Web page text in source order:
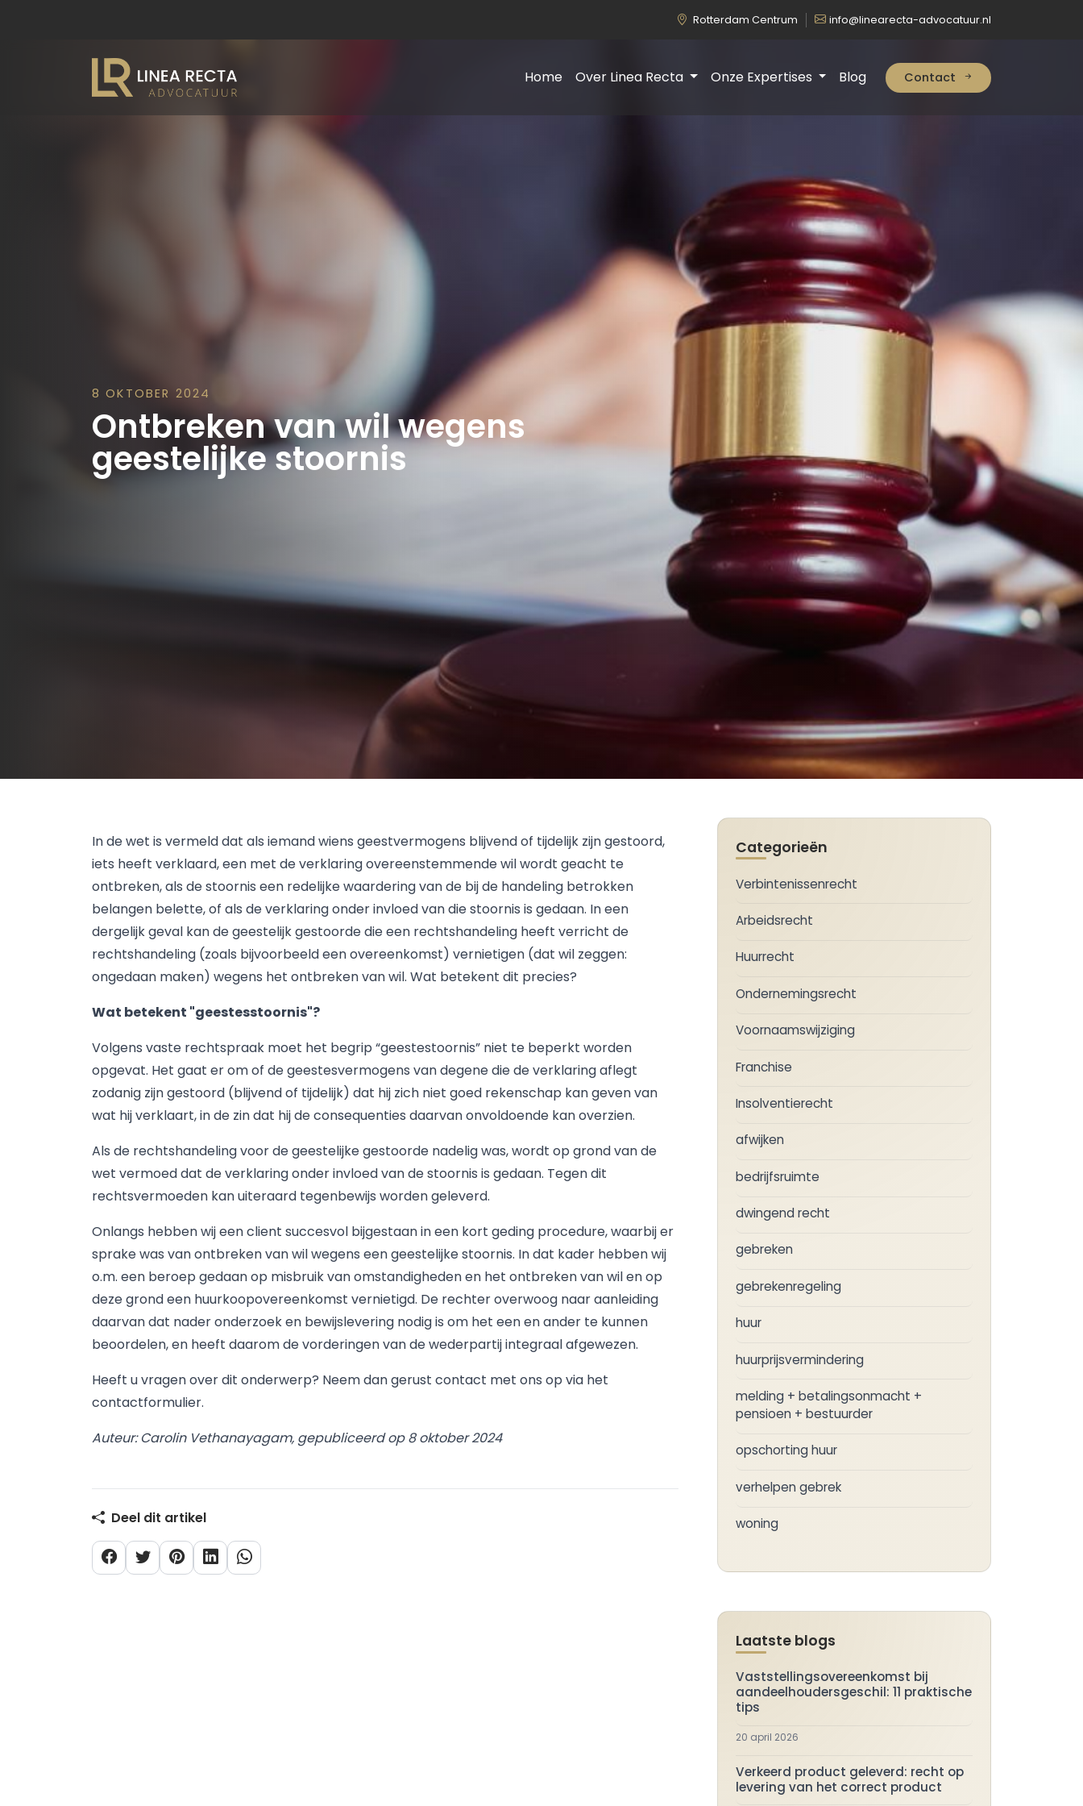
Rotterdam Centrum info@linearecta-advocatuur.nl
Home Over Linea Recta Onze Expertises Blog Contact
8 OKTOBER 2024
Ontbreken van wil wegens
geestelijke stoornis
In de wet is vermeld dat als iemand wiens geestvermogens blijvend of tijdelijk zijn gestoord,
iets heeft verklaard, een met de verklaring overeenstemmende wil wordt geacht te
ontbreken, als de stoornis een redelijke waardering van de bij de handeling betrokken
belangen belette, of als de verklaring onder invloed van die stoornis is gedaan. In een
dergelijk geval kan de geestelijk gestoorde die een rechtshandeling heeft verricht de
rechtshandeling (zoals bijvoorbeeld een overeenkomst) vernietigen (dat wil zeggen:
ongedaan maken) wegens het ontbreken van wil. Wat betekent dit precies?
Wat betekent "geestesstoornis"?
Volgens vaste rechtspraak moet het begrip “geestestoornis” niet te beperkt worden
opgevat. Het gaat er om of de geestesvermogens van degene die de verklaring aflegt
zodanig zijn gestoord (blijvend of tijdelijk) dat hij zich niet goed rekenschap kan geven van
wat hij verklaart, in de zin dat hij de consequenties daarvan onvoldoende kan overzien.
Als de rechtshandeling voor de geestelijke gestoorde nadelig was, wordt op grond van de
wet vermoed dat de verklaring onder invloed van de stoornis is gedaan. Tegen dit
rechtsvermoeden kan uiteraard tegenbewijs worden geleverd.
Onlangs hebben wij een client succesvol bijgestaan in een kort geding procedure, waarbij er
sprake was van ontbreken van wil wegens een geestelijke stoornis. In dat kader hebben wij
o.m. een beroep gedaan op misbruik van omstandigheden en het ontbreken van wil en op
deze grond een huurkoopovereenkomst vernietigd. De rechter overwoog naar aanleiding
daarvan dat nader onderzoek en bewijslevering nodig is om het een en ander te kunnen
beoordelen, en heeft daarom de vorderingen van de wederpartij integraal afgewezen.
Heeft u vragen over dit onderwerp? Neem dan gerust contact met ons op via het
contactformulier.
Auteur: Carolin Vethanayagam, gepubliceerd op 8 oktober 2024
Deel dit artikel
Categorieën
Verbintenissenrecht
Arbeidsrecht
Huurrecht
Ondernemingsrecht
Voornaamswijziging
Franchise
Insolventierecht
afwijken
bedrijfsruimte
dwingend recht
gebreken
gebrekenregeling
huur
huurprijsvermindering
melding + betalingsonmacht +
pensioen + bestuurder
opschorting huur
verhelpen gebrek
woning
Laatste blogs
Vaststellingsovereenkomst bij
aandeelhoudersgeschil: 11 praktische
tips
20 april 2026
Verkeerd product geleverd: recht op
levering van het correct product